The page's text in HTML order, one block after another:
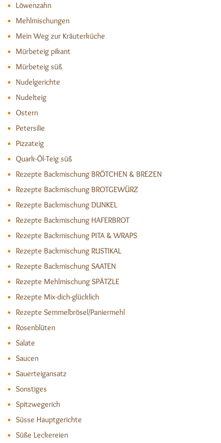
Löwenzahn
Mehlmischungen
Mein Weg zur Kräuterküche
Mürbeteig pikant
Mürbeteig süß
Nudelgerichte
Nudelteig
Ostern
Petersilie
Pizzateig
Quark-Öl-Teig süß
Rezepte Backmischung BRÖTCHEN & BREZEN
Rezepte Backmischung BROTGEWÜRZ
Rezepte Backmischung DUNKEL
Rezepte Backmischung HAFERBROT
Rezepte Backmischung PITA & WRAPS
Rezepte Backmischung RUSTIKAL
Rezepte Backmischung SAATEN
Rezepte Mehlmischung SPÄTZLE
Rezepte Mix-dich-glücklich
Rezepte Semmelbrösel/Paniermehl
Rosenblüten
Salate
Saucen
Sauerteigansatz
Sonstiges
Spitzwegerich
Süsse Hauptgerichte
Süße Leckereien